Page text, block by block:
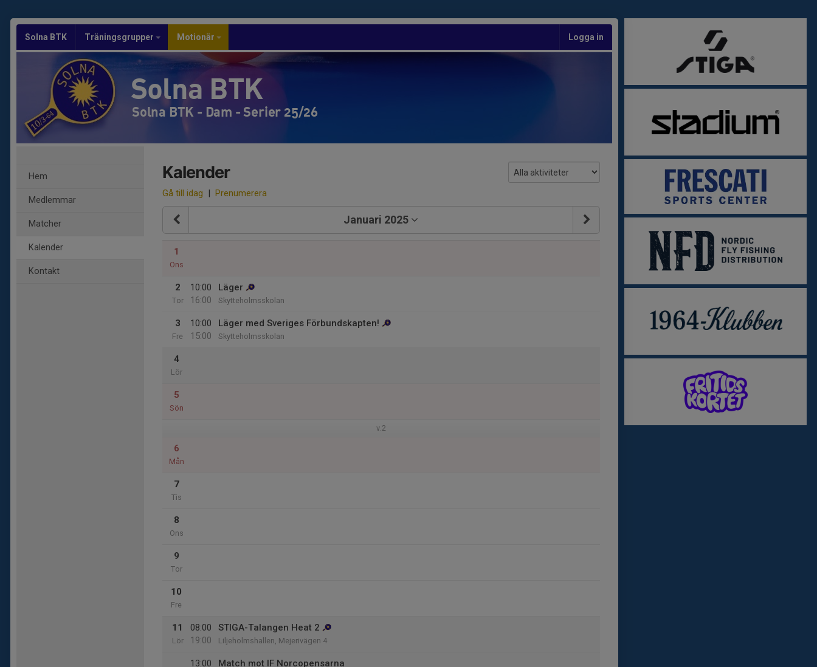
Solna BTK Träningsgrupper Motionär Logga in
Solna BTK
Solna BTK - Dam - Serier 25/26
Hem
Medlemmar
Matcher
Kalender
Kontakt
Kalender
Gå till idag | Prenumerera
Januari 2025
1
Ons
2
Tor
10:00
16:00
Läger
Skytteholmsskolan
3
Fre
10:00
15:00
Läger med Sveriges Förbundskapten!
Skytteholmsskolan
4
Lör
5
Sön
v.2
6
Mån
7
Tis
8
Ons
9
Tor
10
Fre
11
Lör
08:00
19:00
STIGA-Talangen Heat 2
Liljeholmshallen, Mejerivägen 4
13:00
Match mot IF Norcopensarna